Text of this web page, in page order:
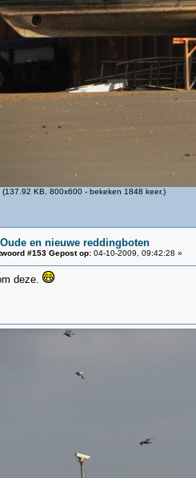
(137.92 KB, 800x600 - bekeken 1848 keer.)
Oude en nieuwe reddingboten
#153 Gepost op: 04-10-2009, 09:42:28 »
deze.